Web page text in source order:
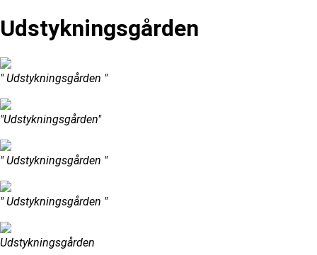
Udstykningsgården
" Udstykningsgården "
"Udstykningsgården"
" Udstykningsgården "
" Udstykningsgården "
Udstykningsgården